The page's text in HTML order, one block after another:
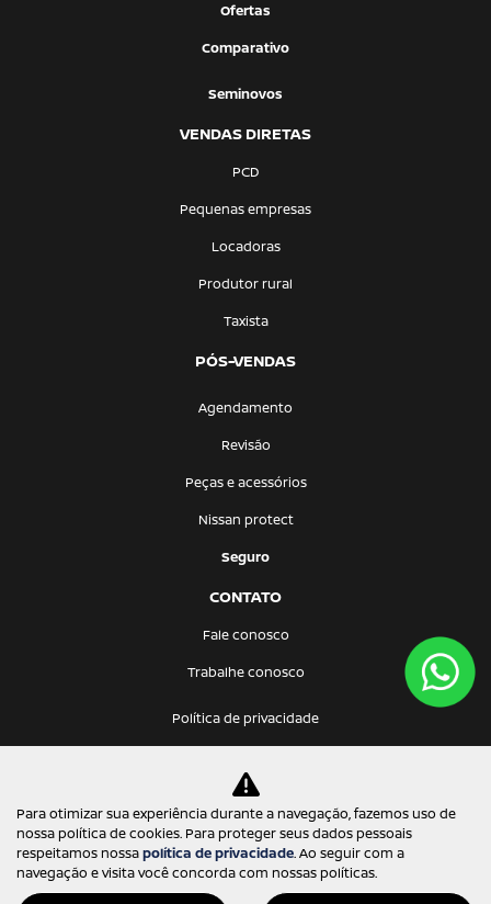
Ofertas
Comparativo
Seminovos
VENDAS DIRETAS
PCD
Pequenas empresas
Locadoras
Produtor rural
Taxista
PÓS-VENDAS
Agendamento
Revisão
Peças e acessórios
Nissan protect
Seguro
CONTATO
Fale conosco
Trabalhe conosco
Política de privacidade
Prima Via Comercio de Veiculos Ltda.
13.253.884/0001-38
Para otimizar sua experiência durante a navegação, fazemos uso de
nossa política de cookies. Para proteger seus dados pessoais
respeitamos nossapolítica de privacidade. Ao seguir com a
navegação e visita você concorda com nossas políticas.